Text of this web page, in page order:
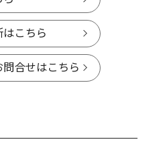
こちら
合せはこちら